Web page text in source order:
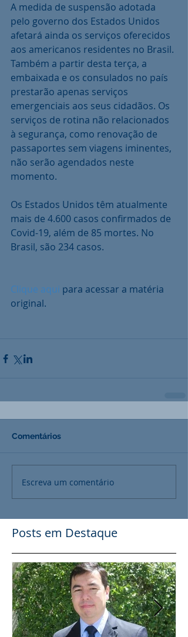
A medida de suspensão adotada
pelo governo dos Estados Unidos
afetará ainda os serviços oferecidos
aos americanos residentes no Brasil.
Também a partir desta terça, a
embaixada e os consulados no país
prestarão apenas serviços
emergenciais aos seus cidadãos. Os
serviços de rotina não relacionados
à segurança, como renovação de
passaportes sem viagens iminentes,
não serão agendados neste
momento.
Os Estados Unidos têm atualmente
mais de 4.600 casos confirmados de
Covid-19, além de 85 mortes. No
Brasil, são 234 casos.
Clique aqui para acessar a matéria
original.
Comentários
Escreva um comentário
Posts em Destaque